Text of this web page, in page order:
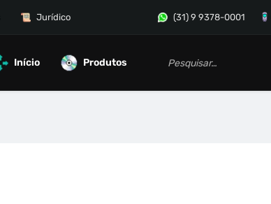
(31) 9 9378-0001
Jurídico
Início Produtos